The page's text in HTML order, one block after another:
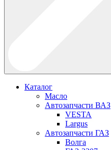
Каталог
Масло
Автозапчасти ВАЗ
VESTA
Largus
Автозапчасти ГАЗ
Волга